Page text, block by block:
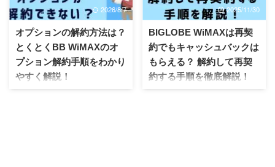
ている筆者が、とくとくBB
WiMAXの解約についてまとめま
した。 記事前半では「とくとく
BB WiMAXの解約条件や解約金に
ついて」後半は「解約方法と手
順」を解説するので、ぜひ参考に
してください！ ※「すぐにGMO
とくとくBB WiMAXの解約方法を
FiやWiMAXを格安SIMを運営時に
提供してきた経験から、
BIGLOBE WiMAXを解約するとき
のポイントをわかりやすく解説し
ます。 記事前半では「BIGLOBE
WiMAXの解約条件や違約金」に
ついて、後半では「解約の事前準
備や解約方法」について解説する
2026/8/7
オプションの解約方法は？
とくとくBB WiMAXのオ
プション解約手順をわかり
やすく解説！
オプションの解約方法は？ 安心
2025/11/30
BIGLOBE WiMAXは再契
約でもキャッシュバックは
もらえる？ 解約して再契
約する手順を徹底解説！
BIGLOBE WiMAXは再契約でき